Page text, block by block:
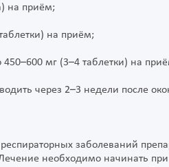
на приём;
на приём;
мг (3–4 таблетки) на
через 2–3 недели после
заболеваний
необходимо начинать